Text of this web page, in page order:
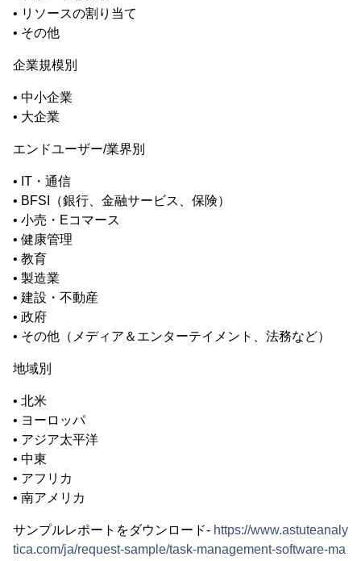
• リソースの割り当て
• その他
企業規模別
• 中小企業
• 大企業
エンドユーザー/業界別
• IT・通信
• BFSI（銀行、金融サービス、保険）
• 小売・Eコマース
• 健康管理
• 教育
• 製造業
• 建設・不動産
• 政府
• その他（メディア＆エンターテイメント、法務など）
地域別
• 北米
• ヨーロッパ
• アジア太平洋
• 中東
• アフリカ
• 南アメリカ
サンプルレポートをダウンロード- https://www.astuteanaly
tica.com/ja/request-sample/task-management-software-ma